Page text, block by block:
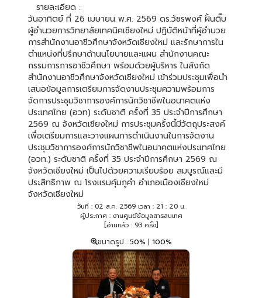
รายละเอียด :
วันอาทิตย์ ที่ 26 เมษายน พ.ศ. 2569 ดร.วัชรพงศ์ ฝั้นติ๊บ
ผู้อำนวยการวิทยาลัยเทคนิคเชียงใหม่ ปฏิบัติหน้าที่ผู้อำนวย
การสำนักงานอาชีวศึกษาจังหวัดเชียงใหม่ และรักษาการใน
ตำแหน่งที่ปรึกษาด้านนโยบายและแผน สำนักงานคณะ
กรรมการการอาชีวศึกษา พร้อมด้วยผู้บริหาร ในสังกัด
สำนักงานอาชีวศึกษาจังหวัดเชียงใหม่ เข้าร่วมประชุมเพื่อนำ
เสนอข้อมูลการเตรียมการจัดงานประชุมความพร้อมการ
จัดการประชุมวิชาการองค์การนักวิชาชีพในอนาคตแห่ง
ประเทศไทย (อวท) ระดับชาติ ครั้งที่ 35 ประจำปีการศึกษา
2569 ณ จังหวัดเชียงใหม่ การประชุมครั้งนี้มีวัตถุประสงค์
เพื่อเตรียมการและวางแผนการดำเนินงานในการจัดงาน
ประชุมวิชาการองค์การนักวิชาชีพในอนาคตแห่งประเทศไทย
(อวท.) ระดับชาติ ครั้งที่ 35 ประจำปีการศึกษา 2569 ณ
จังหวัดเชียงใหม่ เป็นไปด้วยความเรียบร้อย สมบูรณ์และมี
ประสิทธิภาพ ณ โรงแรมคุ้มภูคำ อำเภอเมืองเชียงใหม่
จังหวัดเชียงใหม่
วันที่ : 02 ส.ค. 2569 เวลา : 21 : 20 น.
ผู้ประกาศ : งานศูนย์ข้อมูลสารสนเทศ
[อ่านแล้ว : 93 ครั้ง]
ขนาดรูป : 50% | 100%